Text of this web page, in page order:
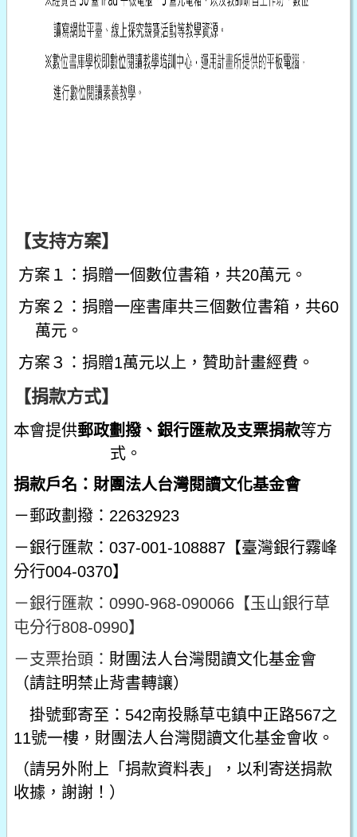
【支持方案】
方案１：捐贈一個數位書箱，共20萬元。
方案２：捐贈一座書庫共三個數位書箱，共60
萬元。
方案３：捐贈1萬元以上，贊助計畫經費。
【捐款方式】
本會提供郵政劃撥、銀行匯款及支票捐款等方
式。
捐款戶名：財團法人台灣閱讀文化基金會
－郵政劃撥：22632923
－銀行匯款：037-001-108887【臺灣銀行霧峰
分行004-0370】
－銀行匯款：0990-968-090066【玉山銀行草
屯分行808-0990】
－支票抬頭： 財團法人台灣閱讀文化基金會
（請註明禁止背書轉讓）
掛號郵寄至：542南投縣草屯鎮中正路567之
11號一樓，財團法人台灣閱讀文化基金會收。
（請另外附上「捐款資料表」，以利寄送捐款
收據，謝謝！）